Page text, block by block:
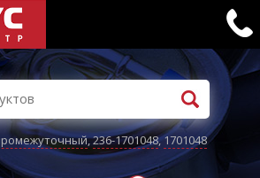
,236-1701048,1701048